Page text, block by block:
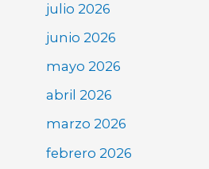
julio 2026
junio 2026
mayo 2026
abril 2026
marzo 2026
febrero 2026